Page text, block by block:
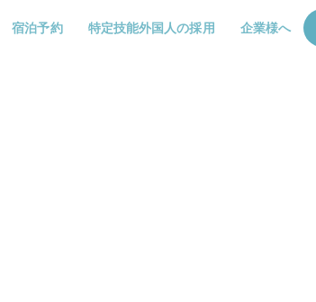
宿泊予約 特定技能外国人の採用 企業様へ